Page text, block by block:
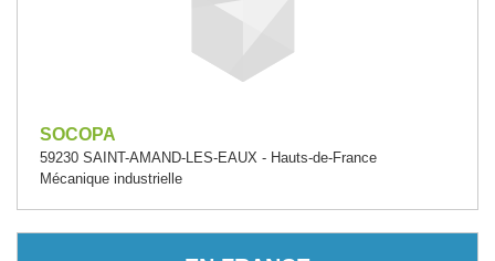
SOCOPA
59230 SAINT-AMAND-LES-EAUX - Hauts-de-France
Mécanique industrielle